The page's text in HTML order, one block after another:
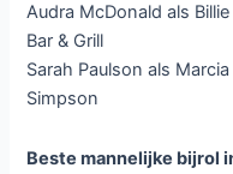
Audra McDonald als
Bar & Grill
Sarah Paulson als
Simpson
Beste mannelijke bijrol